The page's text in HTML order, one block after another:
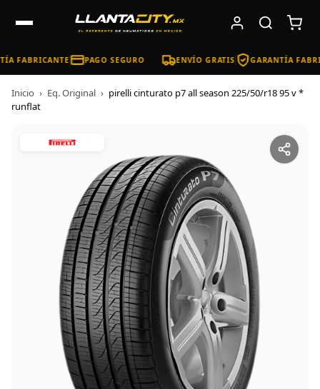
FABRICANTE PAGO SEGURO ENVÍO GRATIS GARANTÍA
Inicio › Eq. Original › pirelli cinturato p7 all season 225/50/r18 95 v *
runflat